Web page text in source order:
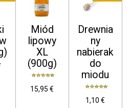
Miód
lipowy
XL
(900g)
15,95 €
Drewnia
ny
nabierak
do
miodu
1,10 €